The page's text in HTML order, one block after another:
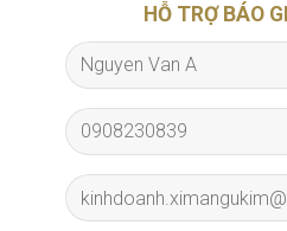
HỖ TRỢ BÁO